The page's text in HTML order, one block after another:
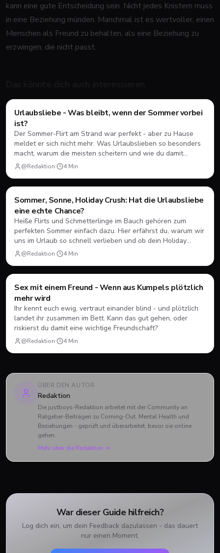
kann eine gute Entscheidung sein. Nicht jedes Knistern muss
in eine Beziehung münden. Manchmal ist es wertvoller, einen
Menschen als Freund zu behalten, als eine Beziehung zu
erzwingen, die nicht passt.
💘Dating
Urlaubsliebe - Was bleibt, wenn der Sommer vorbei
ist?
Der Sommer-Flirt am Strand war perfekt - aber zu Hause
meldet er sich nicht mehr. Was Urlaubslieben so besonders
macht, warum die meisten scheitern und wie du damit
klarkommst, ohne dich ausgenutzt zu fühlen.
@Redaktion· 4Min
💘Dating
Sommer, Sonne, Holiday Crush: Hat die Urlaubsliebe
eine echte Chance?
Heiße Flirts und Schmetterlinge im Bauch gehören zum
perfekten Sommer einfach dazu. Hier erfährst du, warum wir
uns im Urlaub so schnell verlieben und ob dein Holiday
Crush auch im echten Alltag eine echte Chance hat.
@Redaktion· 4Min
💘Dating
Sex mit einem Freund - Wenn aus Kumpels plötzlich
mehr wird
Ihr kennt euch ewig, vertraut einander blind - und plötzlich
landet ihr zusammen im Bett. Kann das gut gehen, oder
riskierst du damit eine wichtige Freundschaft?
@Redaktion· 4Min
ÜBER DEN AUTOR
Redaktion
Die justboys-Redaktion arbeitet mit der Community an
Ratgeber-Beiträgen zu Coming-Out, Mental Health und
Beziehungen - geprüft und überarbeitet, bevor sie online
gehen.
Mehr über die Redaktion →
War dieser Guide hilfreich?
Log dich ein, um dein Feedback dazulassen - das dauert
nur einen Moment.